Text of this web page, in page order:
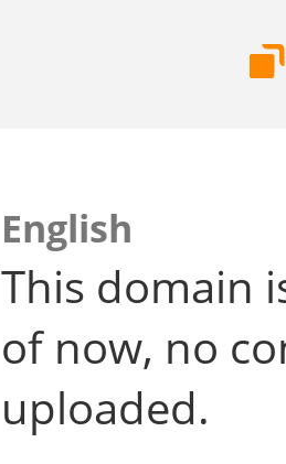
English
This domain
of now, no
uploaded.